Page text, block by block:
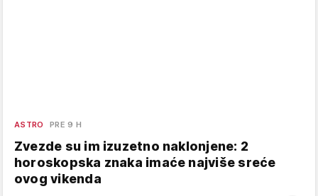
ASTRO PRE 9 H
Zvezde su im izuzetno naklonjene: 2
horoskopska znaka imaće najviše sreće
ovog vikenda